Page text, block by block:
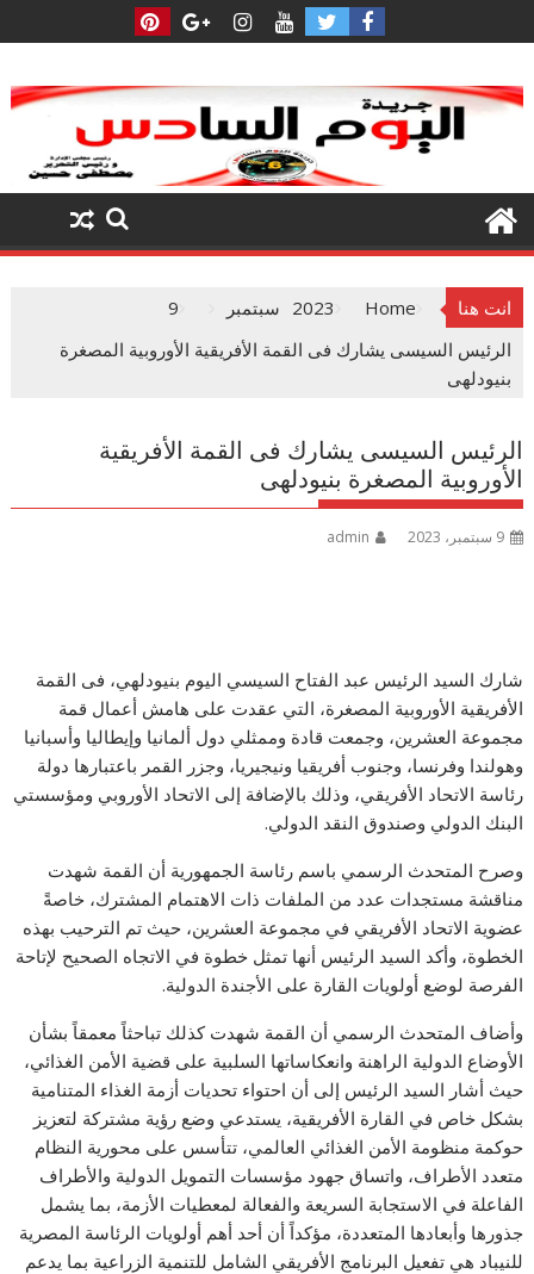
to
انت هنا Home
2023 سبتمبر
9
الرئيس السيسى يشارك فى القمة الأفريقية الأوروبية المصغرة
بنيودلهى
الرئيس السيسى يشارك فى القمة الأفريقية
الأوروبية المصغرة بنيودلهى
9 سبتمبر، 2023 admin
شارك السيد الرئيس عبد الفتاح السيسي اليوم بنيودلهي، فى القمة
الأفريقية الأوروبية المصغرة، التي عقدت على هامش أعمال قمة
مجموعة العشرين، وجمعت قادة وممثلي دول ألمانيا وإيطاليا وأسبانيا
وهولندا وفرنسا، وجنوب أفريقيا ونيجيريا، وجزر القمر باعتبارها دولة
رئاسة الاتحاد الأفريقي، وذلك بالإضافة إلى الاتحاد الأوروبي ومؤسستي
البنك الدولي وصندوق النقد الدولي.
وصرح المتحدث الرسمي باسم رئاسة الجمهورية أن القمة شهدت
مناقشة مستجدات عدد من الملفات ذات الاهتمام المشترك، خاصةً
عضوية الاتحاد الأفريقي في مجموعة العشرين، حيث تم الترحيب بهذه
الخطوة، وأكد السيد الرئيس أنها تمثل خطوة في الاتجاه الصحيح لإتاحة
الفرصة لوضع أولويات القارة على الأجندة الدولية.
وأضاف المتحدث الرسمي أن القمة شهدت كذلك تباحثاً معمقاً بشأن
الأوضاع الدولية الراهنة وانعكاساتها السلبية على قضية الأمن الغذائي،
حيث أشار السيد الرئيس إلى أن احتواء تحديات أزمة الغذاء المتنامية
بشكل خاص في القارة الأفريقية، يستدعي وضع رؤية مشتركة لتعزيز
حوكمة منظومة الأمن الغذائي العالمي، تتأسس على محورية النظام
متعدد الأطراف، واتساق جهود مؤسسات التمويل الدولية والأطراف
الفاعلة في الاستجابة السريعة والفعالة لمعطيات الأزمة، بما يشمل
جذورها وأبعادها المتعددة، مؤكداً أن أحد أهم أولويات الرئاسة المصرية
للنيباد هي تفعيل البرنامج الأفريقي الشامل للتنمية الزراعية بما يدعم